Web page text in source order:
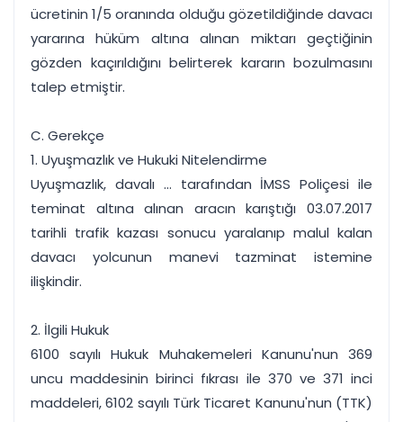
ücretinin 1/5 oranında olduğu gözetildiğinde davacı
yararına hüküm altına alınan miktarı geçtiğinin
gözden kaçırıldığını belirterek kararın bozulmasını
talep etmiştir.
C. Gerekçe
1. Uyuşmazlık ve Hukuki Nitelendirme
Uyuşmazlık, davalı ... tarafından İMSS Poliçesi ile
teminat altına alınan aracın karıştığı 03.07.2017
tarihli trafik kazası sonucu yaralanıp malul kalan
davacı yolcunun manevi tazminat istemine
ilişkindir.
2. İlgili Hukuk
6100 sayılı Hukuk Muhakemeleri Kanunu'nun 369
uncu maddesinin birinci fıkrası ile 370 ve 371 inci
maddeleri, 6102 sayılı Türk Ticaret Kanunu'nun (TTK)